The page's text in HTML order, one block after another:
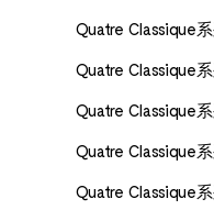
Quatre Classique
Quatre Classique
Quatre Classique
Quatre Classique
Quatre Classique